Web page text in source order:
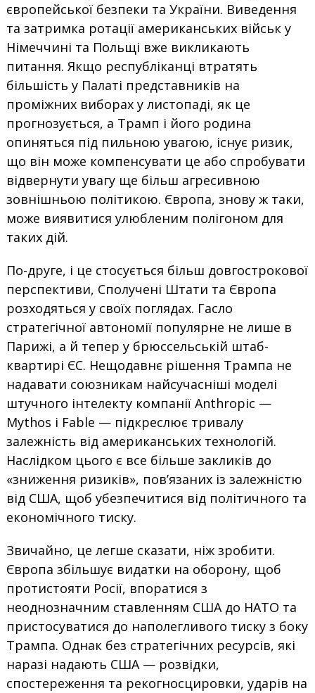
європейської безпеки та України. Виведення
та затримка ротації американських військ у
Німеччині та Польщі вже викликають
питання. Якщо республіканці втратять
більшість у Палаті представників на
проміжних виборах у листопаді, як це
прогнозується, а Трамп і його родина
опиняться під пильною увагою, існує ризик,
що він може компенсувати це або спробувати
відвернути увагу ще більш агресивною
зовнішньою політикою. Європа, знову ж таки,
може виявитися улюбленим полігоном для
таких дій.
По-друге, і це стосується більш довгострокової
перспективи, Сполучені Штати та Європа
розходяться у своїх поглядах. Гасло
стратегічної автономії популярне не лише в
Парижі, а й тепер у брюссельській штаб-
квартирі ЄС. Нещодавнє рішення Трампа не
надавати союзникам найсучасніші моделі
штучного інтелекту компанії Anthropic —
Mythos і Fable — підкреслює тривалу
залежність від американських технологій.
Наслідком цього є все більше закликів до
«зниження ризиків», пов’язаних із залежністю
від США, щоб убезпечитися від політичного та
економічного тиску.
Звичайно, це легше сказати, ніж зробити.
Європа збільшує видатки на оборону, щоб
протистояти Росії, впоратися з
неоднозначним ставленням США до НАТО та
пристосуватися до наполегливого тиску з боку
Трампа. Однак без стратегічних ресурсів, які
наразі надають США — розвідки,
спостереження та рекогносцировки, ударів на